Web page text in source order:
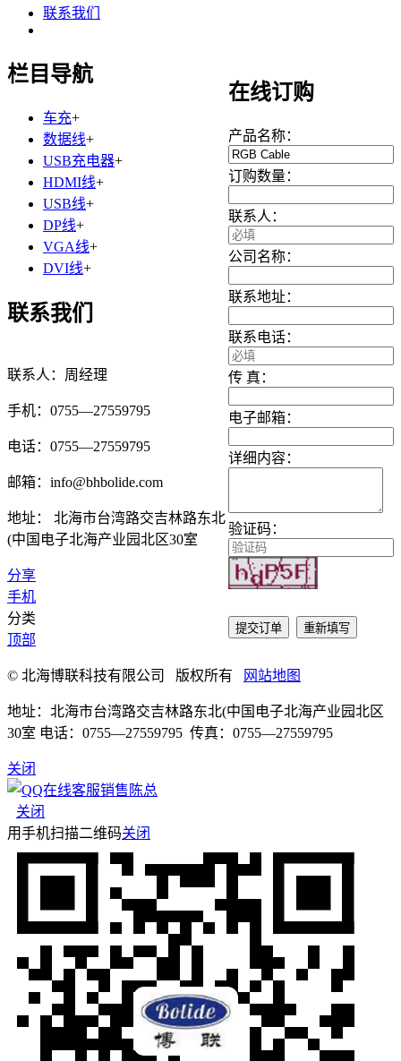
联系我们
在线订购
产品名称：
订购数量：
联系人：
公司名称：
联系地址：
联系电话：
传 真：
电子邮箱：
详细内容：
验证码：
提交订单 重新填写
栏目导航
车充+
数据线+
USB充电器+
HDMI线+
USB线+
DP线+
VGA线+
DVI线+
联系我们
联系人：周经理
手机：0755—27559795
电话：0755—27559795
邮箱：info@bhbolide.com
地址： 北海市台湾路交吉林路东北
(中国电子北海产业园北区30室
分享
手机
分类
顶部
© 北海博联科技有限公司 版权所有 网站地图
地址：北海市台湾路交吉林路东北(中国电子北海产业园北区
30室 电话：0755—27559795 传真：0755—27559795
关闭
销售陈总
关闭
用手机扫描二维码关闭